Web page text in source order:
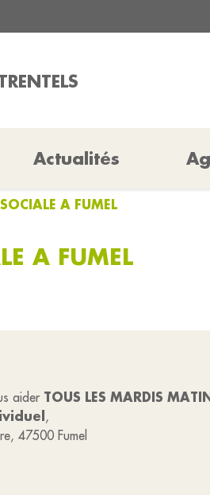
Actualités
A FUMEL
A FUMEL
aider TOUS LES MARDIS
,
47500 Fumel